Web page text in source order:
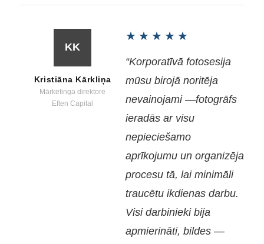
KK
Kristiāna Kārkliņa
Mārketinga direktore
Eften Capital
★★★★★
“Korporatīvā fotosesija
mūsu birojā noritēja
nevainojami —fotogrāfs
ieradās ar visu
nepieciešamo
aprīkojumu un organizēja
procesu tā, lai minimāli
traucētu ikdienas darbu.
Visi darbinieki bija
apmierināti, bildes —